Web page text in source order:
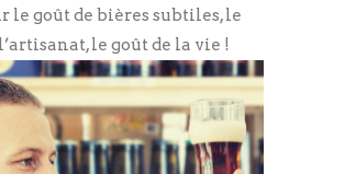
le goût de bières subtiles, le
le goût de la vie !